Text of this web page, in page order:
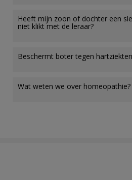
Heeft mijn zoon of dochter een
niet klikt met de leraar?
Beschermt boter tegen
Wat weten we over homeopathie?